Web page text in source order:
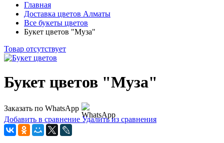
Главная
Доставка цветов Алматы
Все букеты цветов
Букет цветов "Муза"
Товар отсутствует
Букет цветов "Муза"
Заказать по WhatsApp
Добавить в сравнение Удалить из сравнения